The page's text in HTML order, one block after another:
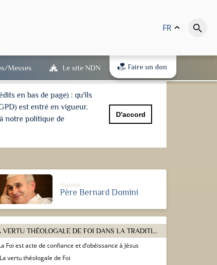
FR keyboard_arrow_up search
Messes Le site NDN Faire un don
en bas de page) : qu'ils
est entré en vigueur.
notre politique de
D'accord
Auteur :
Père Bernard Domini
I) LA VERTU THÉOLOGALE DE FOI DANS LA TRADITION DE L’ÉGLISE
Foi est acte de confiance et d’obéissance à Jésus
vertu théologale de Foi